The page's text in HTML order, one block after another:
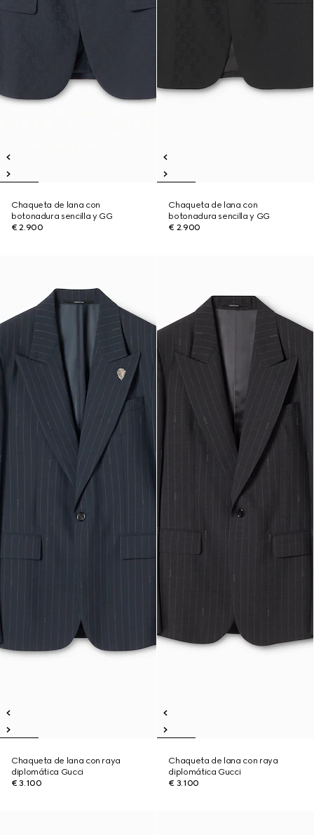
Chaqueta de lana con
botonadura sencilla y GG
€ 2.900
Chaqueta de lana con
botonadura sencilla y GG
€ 2.900
Chaqueta de lana con raya
diplomática Gucci
€ 3.100
Chaqueta de lana con raya
diplomática Gucci
€ 3.100